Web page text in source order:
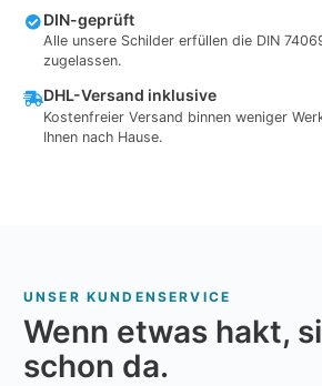
DIN-geprüft
Alle unsere Schilder erfüllen die DIN
zugelassen.
DHL-Versand inklusive
Kostenfreier Versand binnen weniger
Ihnen nach Hause.
UNSER KUNDENSERVICE
Wenn etwas hakt,
schon da.